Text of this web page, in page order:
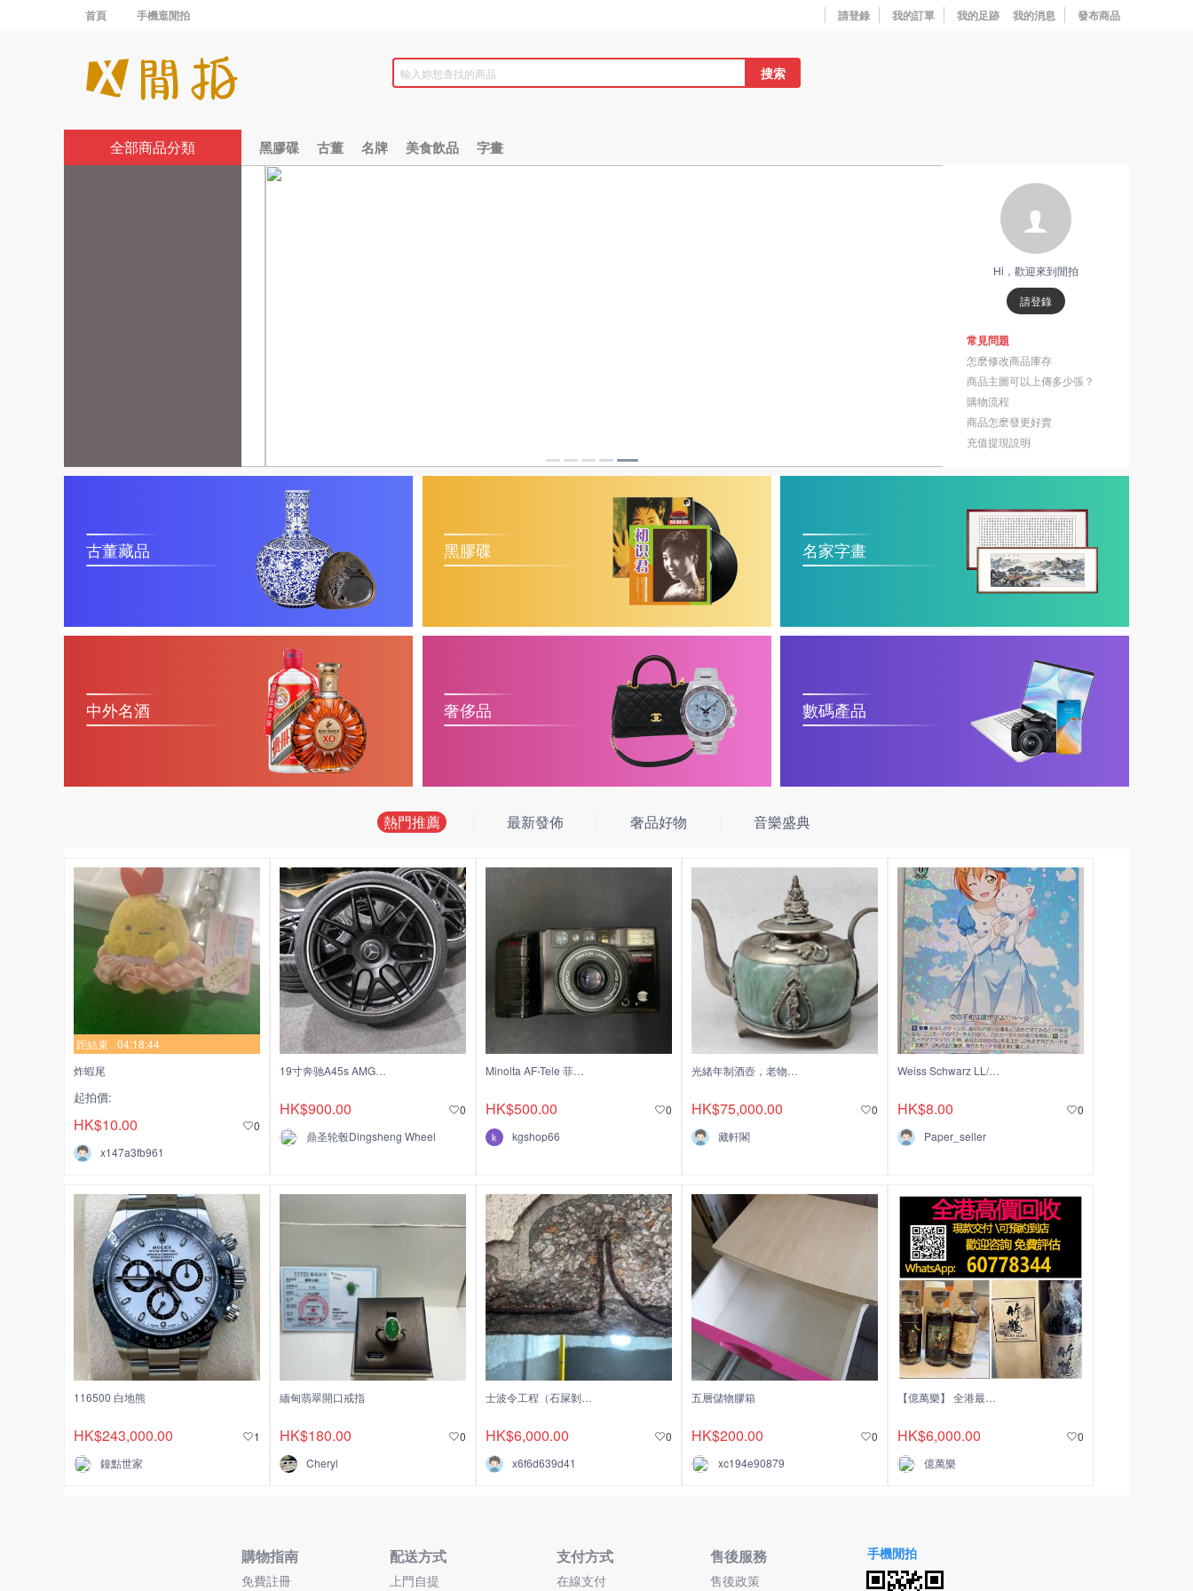
首頁 手機逛閒拍 請登錄 我的訂單 我的足跡 我的消息 發布商品
搜索
全部商品分類 黑膠碟 古董 名牌 美食飲品 字畫
Hi，歡迎來到閒拍
請登錄
常見問題
怎麽修改商品庫存
商品主圖可以上傳多少張？
購物流程
商品怎麽發更好賣
充值提現説明
古董藏品 黑膠碟 名家字畫
中外名酒 奢侈品 數碼產品
熱門推薦 最新發佈 奢品好物 音樂盛典
距結束
04:18:44
炸蝦尾
起拍價:
HK$10.00
0
x147a3fb961
19寸奔驰A45s AMG 奔驰进口原厂正品锻造新车拆下连原配米其林Ps4s性能轮胎
HK$900.00
0
鼎圣轮毂Dingsheng Wheel
Minolta AF-Tele 菲林相機
HK$500.00
0
kgshop66
光緒年制酒壺，老物件一百多年，古董拍出不退！有問題先諮詢
HK$75,000.00
0
藏軒閣
Weiss Schwarz LL/W68 075 R 星空凛
HK$8.00
0
Paper_seller
116500 白地熊
HK$243,000.00
1
鐘點世家
緬甸翡翠開口戒指
HK$180.00
0
Cheryl
士波令工程（石屎剝落）
HK$6,000.00
0
x6f6d639d41
五層儲物膠箱
HK$200.00
0
xc194e90879
【億萬樂】 全港最高價回收 實體店 免費評估
HK$6,000.00
0
億萬樂
購物指南
免費註冊
配送方式
上門自提
支付方式
在線支付
售後服務
售後政策
手機閒拍